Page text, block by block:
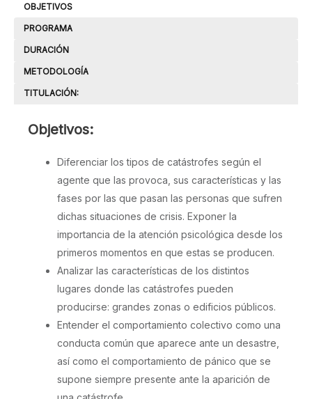
OBJETIVOS
PROGRAMA
DURACIÓN
METODOLOGÍA
TITULACIÓN:
Objetivos:
Diferenciar los tipos de catástrofes según el
agente que las provoca, sus características y las
fases por las que pasan las personas que sufren
dichas situaciones de crisis. Exponer la
importancia de la atención psicológica desde los
primeros momentos en que estas se producen.
Analizar las características de los distintos
lugares donde las catástrofes pueden
producirse: grandes zonas o edificios públicos.
Entender el comportamiento colectivo como una
conducta común que aparece ante un desastre,
así como el comportamiento de pánico que se
supone siempre presente ante la aparición de